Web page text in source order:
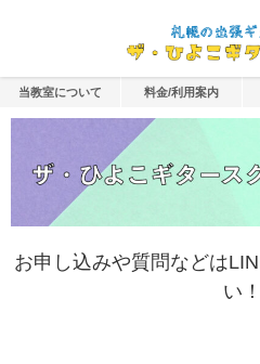
当教室について 料金/利用案内
お申し込みや質問などは
い！